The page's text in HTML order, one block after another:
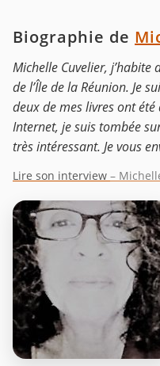
Biographie de
Michelle Cuvelier,
de l’Île de la Réunion. Je
deux de mes livres ont
Internet, je suis tombée
très intéressant. Je vous
Lire son interview –